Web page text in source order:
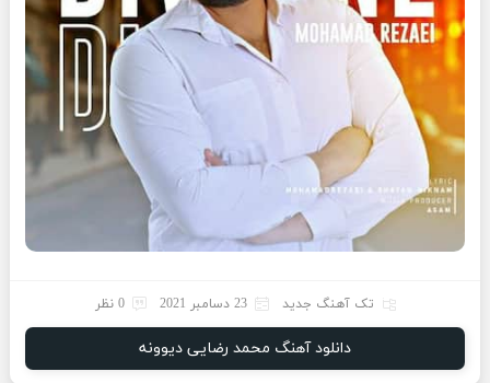
تک آهنگ جدید 23 دسامبر 2021 0 نظر
دانلود آهنگ محمد رضایی دیوونه